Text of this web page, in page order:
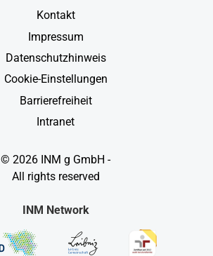
Kontakt
Impressum
Datenschutzhinweis
Cookie-Einstellungen
Barrierefreiheit
Intranet
© 2026 INM g GmbH -
All rights reserved
INM Network